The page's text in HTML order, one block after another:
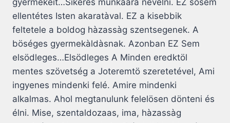
ellentétes Isten akaratàval. EZ a kisebbik
feltetele a boldog hàzassàg szentsegenek. A
böséges gyermekàldàsnak. Azonban EZ Sem
elsödleges…Elsödleges A Minden eredktöl
mentes szövetség a Joteremtö szeretetével, Ami
ingyenes mindenki felé. Amire mindenki
alkalmas. Ahol megtanulunk felelösen dönteni és
élni. Mise, szentaldozaas, ima, hàzassàg